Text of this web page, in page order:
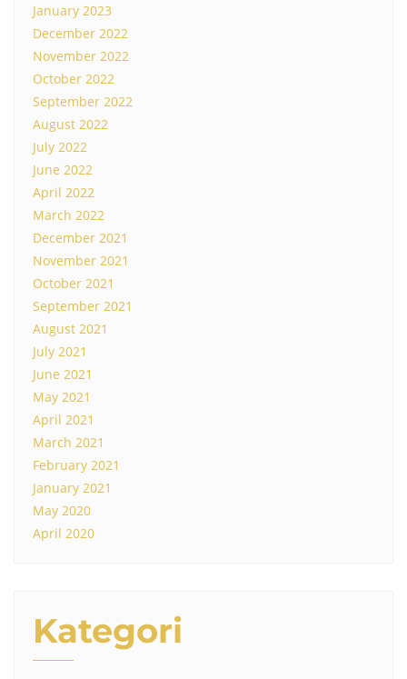
January 2023
December 2022
November 2022
October 2022
September 2022
August 2022
July 2022
June 2022
April 2022
March 2022
December 2021
November 2021
October 2021
September 2021
August 2021
July 2021
June 2021
May 2021
April 2021
March 2021
February 2021
January 2021
May 2020
April 2020
Kategori